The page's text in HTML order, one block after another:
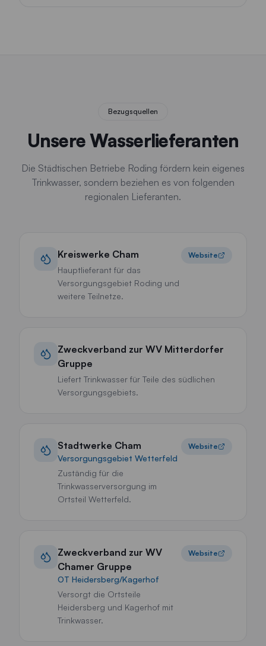
Bezugsquellen
Unsere Wasserlieferanten
Die Städtischen Betriebe Roding fördern kein eigenes
Trinkwasser, sondern beziehen es von folgenden
regionalen Lieferanten.
Kreiswerke Cham
Hauptlieferant für das
Versorgungsgebiet Roding und
weitere Teilnetze.
Website
Zweckverband zur WV Mitterdorfer
Gruppe
Liefert Trinkwasser für Teile des südlichen
Versorgungsgebiets.
Stadtwerke Cham
Versorgungsgebiet Wetterfeld
Zuständig für die
Trinkwasserversorgung im
Ortsteil Wetterfeld.
Website
Zweckverband zur WV
Chamer Gruppe
OT Heidersberg/Kagerhof
Versorgt die Ortsteile
Heidersberg und Kagerhof mit
Trinkwasser.
Website